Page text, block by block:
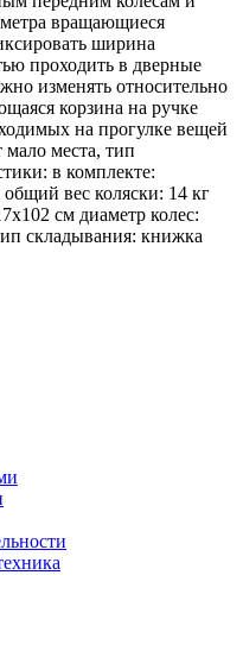
вращающиеся
ширина
проходить в дверные
изменять относительно
корзина на ручке
на прогулке вещей
места, тип
в комплекте:
вес коляски: 14 кг
см диаметр колес:
складывания: книжка